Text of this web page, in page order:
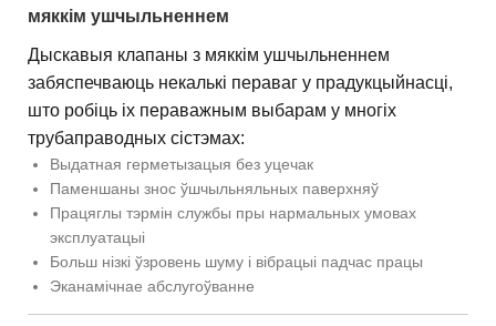
мяккім ушчыльненнем
Дыскавыя клапаны з мяккім ушчыльненнем
забяспечваюць некалькі пераваг у прадукцыйнасці,
што робіць іх пераважным выбарам у многіх
трубаправодных сістэмах:
Выдатная герметызацыя без уцечак
Паменшаны знос ўшчыльняльных паверхняў
Працяглы тэрмін службы пры нармальных умовах
эксплуатацыі
Больш нізкі ўзровень шуму і вібрацыі падчас працы
Эканамічнае абслугоўванне